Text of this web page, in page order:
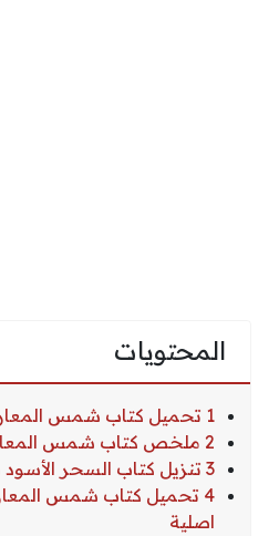
المحتويات
1 تحميل كتاب شمس المعارف الكبرى pdf
2 ملخص كتاب شمس المعارف الكبرى
3 تنزيل كتاب السحر الأسود بحجم 32 ميجا
اصلية